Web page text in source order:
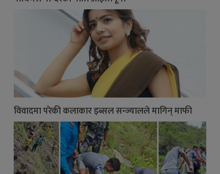
विवादमा परेकी कलाकार इब्सल सन्ज्यालले मागिन् माफी